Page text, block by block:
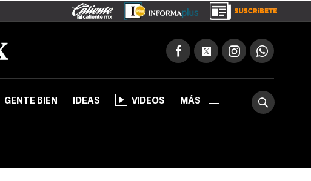
GENTE BIEN IDEAS VIDEOS MÁS